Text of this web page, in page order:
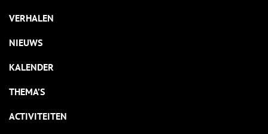
VERHALEN
NIEUWS
KALENDER
THEMA’S
ACTIVITEITEN